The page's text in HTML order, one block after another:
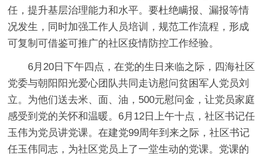
任，提升基层治理能力和水平。要杜绝瞒报、漏报等情
况发生，同时加强工作人员培训，规范工作流程，形成
可复制可借鉴可推广的社区疫情防控工作经验。
6月20日下午四点，在党的生日来临之际，四海社区
党委与朝阳阳光爱心团队共同走访慰问贫困军人党员刘
立。为他们送去米、面、油，500元慰问金，让党员家庭
感受到党的关怀和温暖。6月12日上午十点，社区书记任
玉伟为党员讲党课。在建党99周年到来之际，社区书记
任玉伟同志，为社区党员上了一堂生动的党课。党课的